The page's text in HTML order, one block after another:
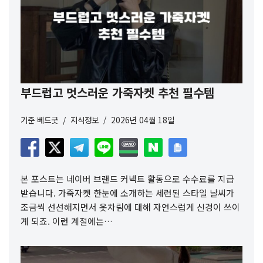
부드럽고 멋스러운 가죽자켓 추천 필수템
기준 베드굿 지식정보 2026년 04월 18일
본 포스트는 네이버 브랜드 커넥트 활동으로 수수료를 지급
받습니다. 가죽자켓 한눈에 소개하는 세련된 스타일 날씨가
조금씩 선선해지면서 옷차림에 대해 자연스럽게 신경이 쓰이
게 되죠. 이런 계절에는…